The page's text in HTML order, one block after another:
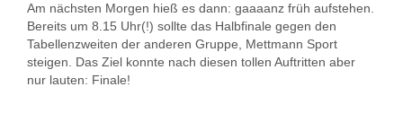
Am nächsten Morgen hieß es dann: gaaaanz früh aufstehen.
Bereits um 8.15 Uhr(!) sollte das Halbfinale gegen den
Tabellenzweiten der anderen Gruppe, Mettmann Sport
steigen. Das Ziel konnte nach diesen tollen Auftritten aber
nur lauten: Finale!